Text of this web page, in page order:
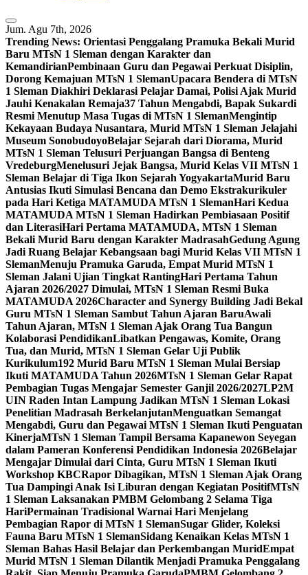
Jum. Agu 7th, 2026
Trending News: Orientasi Penggalang Pramuka Bekali Murid
Baru MTsN 1 Sleman dengan Karakter dan
KemandirianPembinaan Guru dan Pegawai Perkuat Disiplin,
Dorong Kemajuan MTsN 1 SlemanUpacara Bendera di MTsN
1 Sleman Diakhiri Deklarasi Pelajar Damai, Polisi Ajak Murid
Jauhi Kenakalan Remaja37 Tahun Mengabdi, Bapak Sukardi
Resmi Menutup Masa Tugas di MTsN 1 SlemanMengintip
Kekayaan Budaya Nusantara, Murid MTsN 1 Sleman Jelajahi
Museum SonobudoyoBelajar Sejarah dari Diorama, Murid
MTsN 1 Sleman Telusuri Perjuangan Bangsa di Benteng
VredeburgMenelusuri Jejak Bangsa, Murid Kelas VII MTsN 1
Sleman Belajar di Tiga Ikon Sejarah YogyakartaMurid Baru
Antusias Ikuti Simulasi Bencana dan Demo Ekstrakurikuler
pada Hari Ketiga MATAMUDA MTsN 1 SlemanHari Kedua
MATAMUDA MTsN 1 Sleman Hadirkan Pembiasaan Positif
dan LiterasiHari Pertama MATAMUDA, MTsN 1 Sleman
Bekali Murid Baru dengan Karakter MadrasahGedung Agung
Jadi Ruang Belajar Kebangsaan bagi Murid Kelas VII MTsN 1
SlemanMenuju Pramuka Garuda, Empat Murid MTsN 1
Sleman Jalani Ujian Tingkat RantingHari Pertama Tahun
Ajaran 2026/2027 Dimulai, MTsN 1 Sleman Resmi Buka
MATAMUDA 2026Character and Synergy Building Jadi Bekal
Guru MTsN 1 Sleman Sambut Tahun Ajaran BaruAwali
Tahun Ajaran, MTsN 1 Sleman Ajak Orang Tua Bangun
Kolaborasi PendidikanLibatkan Pengawas, Komite, Orang
Tua, dan Murid, MTsN 1 Sleman Gelar Uji Publik
Kurikulum192 Murid Baru MTsN 1 Sleman Mulai Bersiap
Ikuti MATAMUDA Tahun 2026MTsN 1 Sleman Gelar Rapat
Pembagian Tugas Mengajar Semester Ganjil 2026/2027LP2M
UIN Raden Intan Lampung Jadikan MTsN 1 Sleman Lokasi
Penelitian Madrasah BerkelanjutanMenguatkan Semangat
Mengabdi, Guru dan Pegawai MTsN 1 Sleman Ikuti Penguatan
KinerjaMTsN 1 Sleman Tampil Bersama Kapanewon Seyegan
dalam Pameran Konferensi Pendidikan Indonesia 2026Belajar
Mengajar Dimulai dari Cinta, Guru MTsN 1 Sleman Ikuti
Workshop KBCRapor Dibagikan, MTsN 1 Sleman Ajak Orang
Tua Dampingi Anak Isi Liburan dengan Kegiatan PositifMTsN
1 Sleman Laksanakan PMBM Gelombang 2 Selama Tiga
HariPermainan Tradisional Warnai Hari Menjelang
Pembagian Rapor di MTsN 1 SlemanSugar Glider, Koleksi
Fauna Baru MTsN 1 SlemanSidang Kenaikan Kelas MTsN 1
Sleman Bahas Hasil Belajar dan Perkembangan MuridEmpat
Murid MTsN 1 Sleman Dilantik Menjadi Pramuka Penggalang